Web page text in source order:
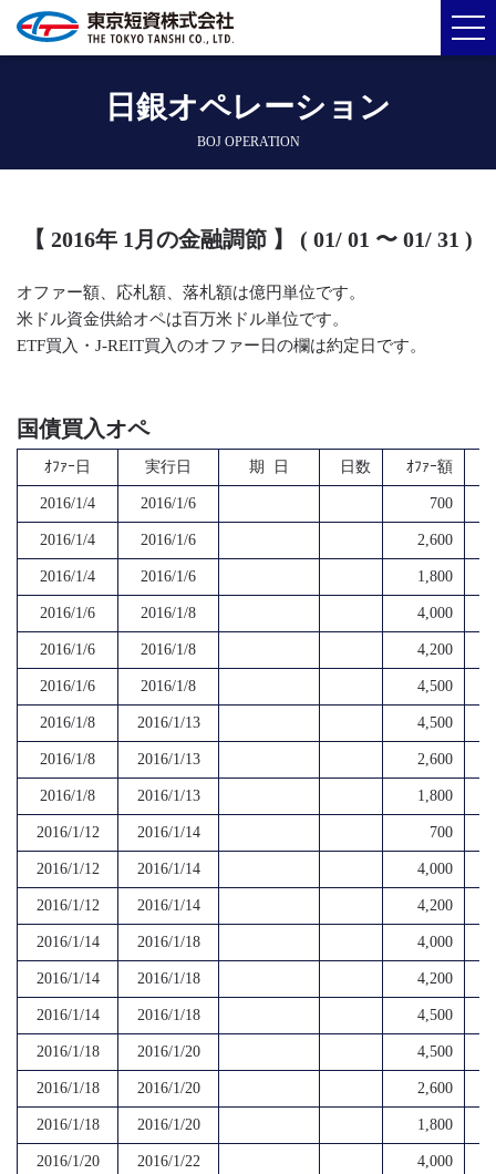
日銀オペレーション
BOJ OPERATION
【 2016年 1月の金融調節 】 ( 01/ 01 〜 01/ 31 )
オファー額、応札額、落札額は億円単位です。
米ドル資金供給オペは百万米ドル単位です。
ETF買入・J-REIT買入のオファー日の欄は約定日です。
国債買入オペ
ｵﾌｧｰ日 実行日 期 日 日数 ｵﾌｧｰ額
2016/1/4 2016/1/6 700
2016/1/4 2016/1/6 2,600
2016/1/4 2016/1/6 1,800
2016/1/6 2016/1/8 4,000
2016/1/6 2016/1/8 4,200
2016/1/6 2016/1/8 4,500
2016/1/8 2016/1/13 4,500
2016/1/8 2016/1/13 2,600
2016/1/8 2016/1/13 1,800
2016/1/12 2016/1/14 700
2016/1/12 2016/1/14 4,000
2016/1/12 2016/1/14 4,200
2016/1/14 2016/1/18 4,000
2016/1/14 2016/1/18 4,200
2016/1/14 2016/1/18 4,500
2016/1/18 2016/1/20 4,500
2016/1/18 2016/1/20 2,600
2016/1/18 2016/1/20 1,800
2016/1/20 2016/1/22 4,000